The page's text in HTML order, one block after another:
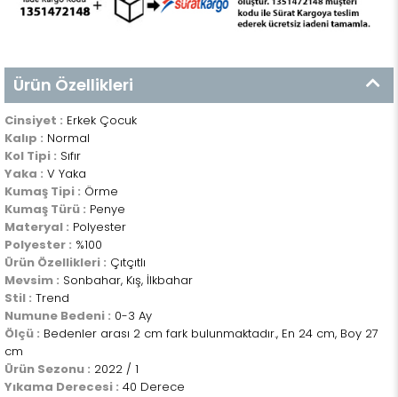
Ürün Özellikleri
Cinsiyet : Erkek Çocuk
Kalıp : Normal
Kol Tipi : Sıfır
Yaka : V Yaka
Kumaş Tipi : Örme
Kumaş Türü : Penye
Materyal : Polyester
Polyester : %100
Ürün Özellikleri : Çıtçıtlı
Mevsim : Sonbahar, Kış, İlkbahar
Stil : Trend
Numune Bedeni : 0-3 Ay
Ölçü : Bedenler arası 2 cm fark bulunmaktadır., En 24 cm, Boy 27
cm
Ürün Sezonu : 2022 / 1
Yıkama Derecesi : 40 Derece